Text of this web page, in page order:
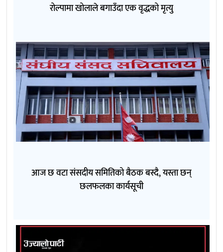
रोल्पामा खोलाले बगाउँदा एक वृद्धको मृत्यु
आज छ वटा संसदीय समितिको बैठक बस्दै, यस्ता छन्
छलफलका कार्यसूची